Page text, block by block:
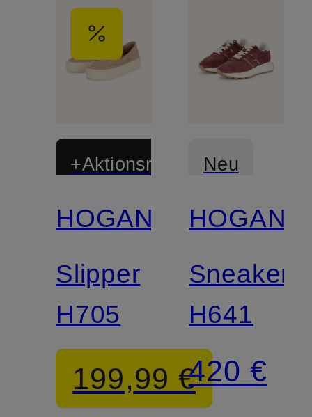
+Aktionsrabatt
HOGAN
Slipper
H705
199,99 €
Neu
HOGAN
Sneaker
H641
420 €